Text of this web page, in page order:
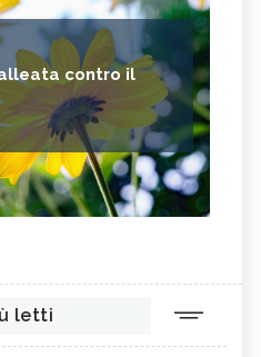
contro il
letti